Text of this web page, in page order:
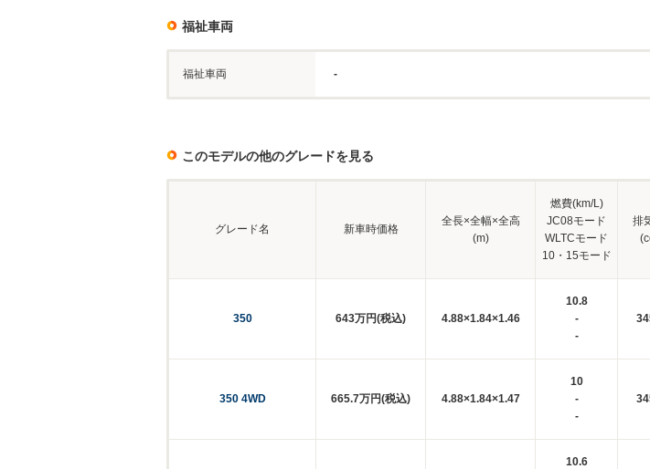
福祉車両
福祉車両 -
このモデルの他のグレードを見る
グレード名 新車時価格
全長×全幅×全高
(m)
燃費(km/L)
JC08モード
WLTCモード
10・15モード
排
350 643万円(税込) 4.88×1.84×1.46
10.8
-
-
350 4WD 665.7万円(税込) 4.88×1.84×1.47
10
-
-
10.6